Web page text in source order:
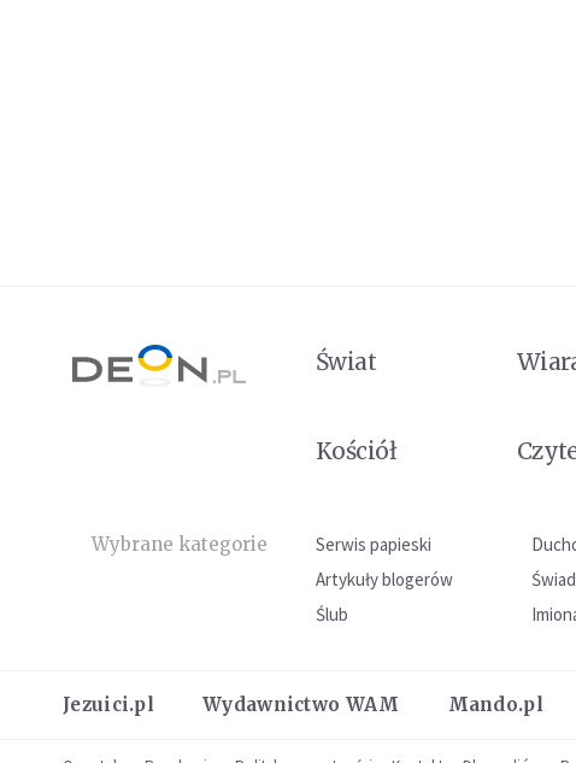
Świat
Kościół
Wybrane kategorie Serwis papieski
Artykuły blogerów
Ślub
Jezuici.pl Wydawnictwo WAM Mando.pl